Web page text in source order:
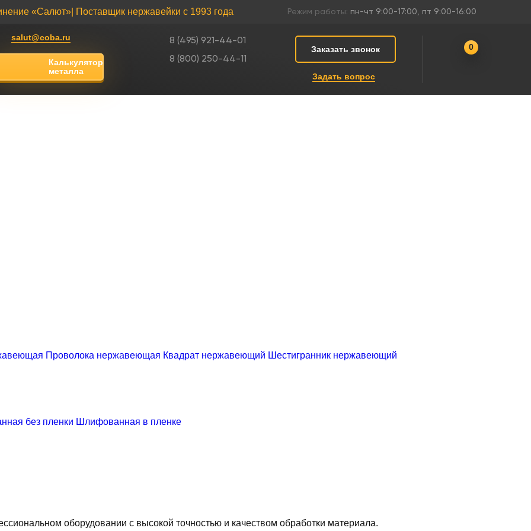
«Салют»| Поставщик нержавейки с 1993 года Режим работы: пн-чт 9:00-17:00, пт 9:00-16:00
salut@coba.ru
Калькулятор
металла
8 (495) 921-44-01
8 (800) 250-44-11
Заказать звонок
Задать вопрос
0
Проволока нержавеющая Квадрат нержавеющий Шестигранник нержавеющий
без пленки Шлифованная в пленке
оборудовании с высокой точностью и качеством обработки материала.